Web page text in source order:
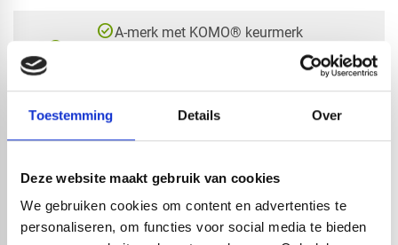
Toestemming Details Over
Deze website maakt gebruik van cookies
We gebruiken cookies om content en advertenties te
personaliseren, om functies voor social media te bieden
check_circleA-merk met KOMO® keurmerk
check_circle